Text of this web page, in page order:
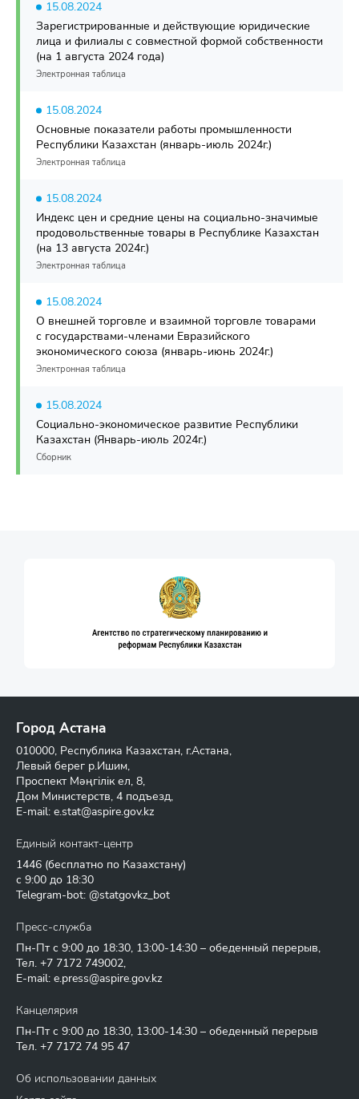
15.08.2024
Зарегистрированные и действующие юридические
лица и филиалы с совместной формой собственности
(на 1 августа 2024 года)
Электронная таблица
15.08.2024
Основные показатели работы промышленности
Республики Казахстан (январь-июль 2024г.)
Электронная таблица
15.08.2024
Индекс цен и средние цены на социально-значимые
продовольственные товары в Республике Казахстан
(на 13 августа 2024г.)
Электронная таблица
15.08.2024
О внешней торговле и взаимной торговле товарами
с государствами-членами Евразийского
экономического союза (январь-июнь 2024г.)
Электронная таблица
15.08.2024
Социально-экономическое развитие Республики
Казахстан (Январь-июль 2024г.)
Сборник
Город Астана
010000, Республика Казахстан, г.Астана,
Левый берег р.Ишим,
Проспект Мәңгілік ел, 8,
Дом Министерств, 4 подъезд,
E-mail: e.stat@aspire.gov.kz
Единый контакт-центр
1446 (бесплатно по Казахстану)
с 9:00 до 18:30
Telegram-bot: @statgovkz_bot
Пресс-служба
Пн-Пт с 9:00 до 18:30, 13:00-14:30 – обеденный перерыв,
Тел. +7 7172 749002,
E-mail: e.press@aspire.gov.kz
Канцелярия
Пн-Пт с 9:00 до 18:30, 13:00-14:30 – обеденный перерыв
Тел. +7 7172 74 95 47
Об использовании данных